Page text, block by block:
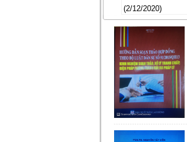
(2/12/2020)